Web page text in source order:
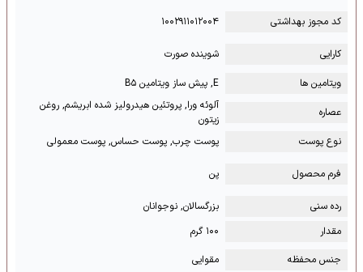
کد مجوز بهداشتی ۱۰۰۲۹۱۱۰۱۲۰۰۴
کارایی
شوینده صورت
ویتامین ها
E, پیش ساز ویتامین B۵
عصاره
آلوئه ورا, پروتئین هیدرولیز شده ابریشم, روغن
زیتون
نوع پوست
پوست چرب, پوست حساس, پوست معمولی
فرم محصول پن
رده سنی
بزرگسالان, نوجوانان
مقدار
۱۰۰ گرم
جنس محفظه
مقوایی